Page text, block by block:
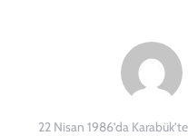
22 Nisan 1986’da